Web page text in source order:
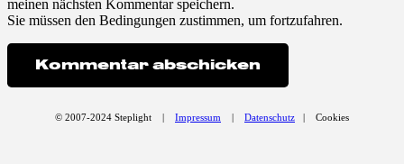
meinen nächsten Kommentar speichern.
Sie müssen den Bedingungen zustimmen, um fortzufahren.
Kommentar abschicken
© 2007-2024 Steplight | Impressum | Datenschutz | Cookies